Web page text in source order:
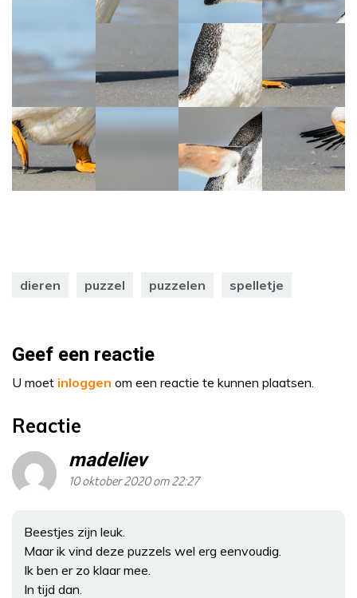
dieren puzzel puzzelen spelletje
Geef een reactie
U moet inloggen om een reactie te kunnen plaatsen.
Reactie
madeliev
10 oktober 2020 om 22:27
Beestjes zijn leuk.
Maar ik vind deze puzzels wel erg eenvoudig.
Ik ben er zo klaar mee.
In tijd dan.